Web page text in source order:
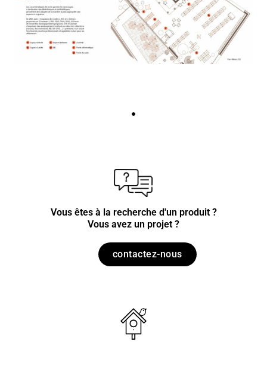
Vous êtes à la recherche d'un produit ?
Vous avez un projet ?
contactez-nous